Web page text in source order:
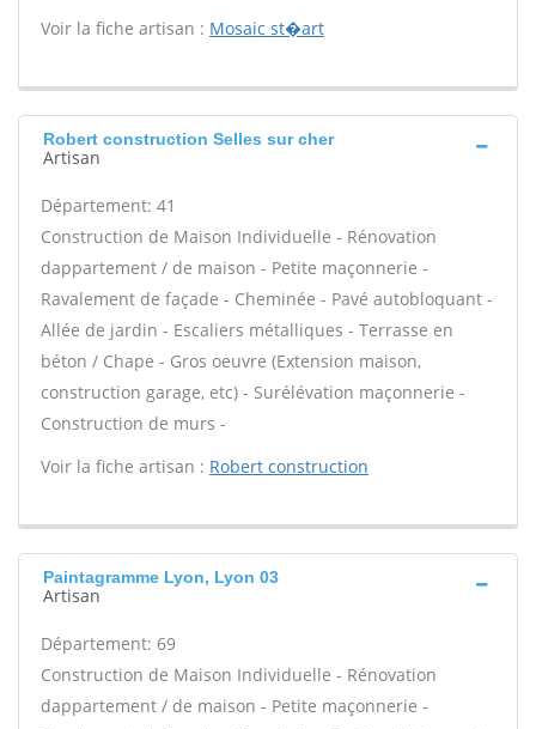
Voir la fiche artisan : Mosaic st�art
Robert construction Selles sur cher
Artisan
Département: 41
Construction de Maison Individuelle - Rénovation
dappartement / de maison - Petite maçonnerie -
Ravalement de façade - Cheminée - Pavé autobloquant -
Allée de jardin - Escaliers métalliques - Terrasse en
béton / Chape - Gros oeuvre (Extension maison,
construction garage, etc) - Surélévation maçonnerie -
Construction de murs -
Voir la fiche artisan : Robert construction
Paintagramme Lyon, Lyon 03
Artisan
Département: 69
Construction de Maison Individuelle - Rénovation
dappartement / de maison - Petite maçonnerie -